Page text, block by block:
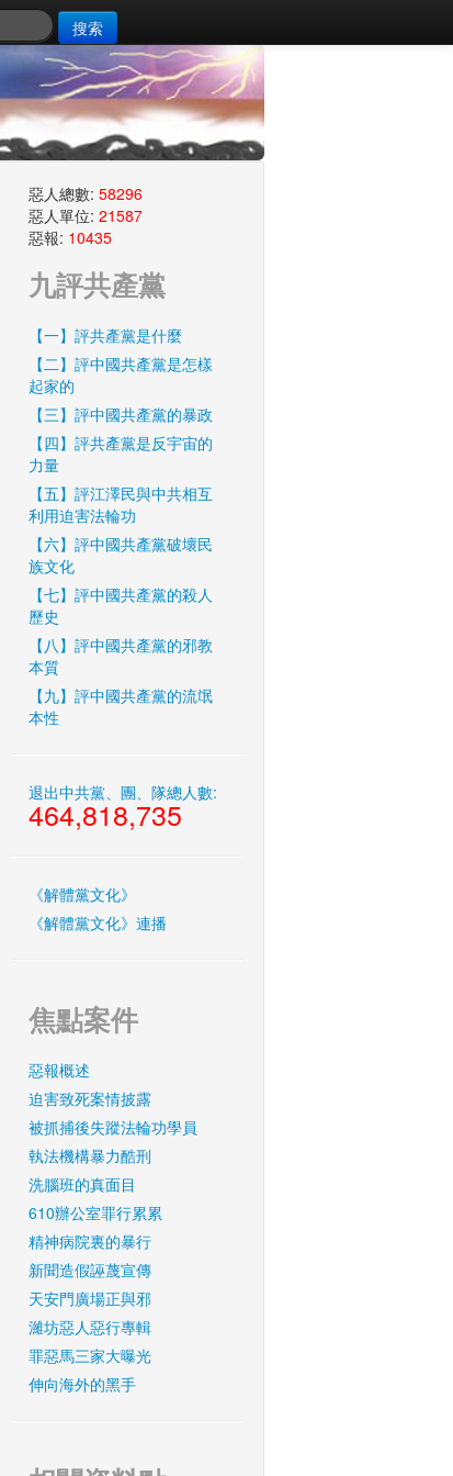
搜索
惡人總數: 58296
惡人單位: 21587
惡報: 10435
九評共產黨
【一】評共產黨是什麼
【二】評中國共產黨是怎樣
起家的
【三】評中國共產黨的暴政
【四】評共產黨是反宇宙的
力量
【五】評江澤民與中共相互
利用迫害法輪功
【六】評中國共產黨破壞民
族文化
【七】評中國共產黨的殺人
歷史
【八】評中國共產黨的邪教
本質
【九】評中國共產黨的流氓
本性
退出中共黨、團、隊總人數:
464,818,735
《解體黨文化》
《解體黨文化》連播
焦點案件
惡報概述
迫害致死案情披露
被抓捕後失蹤法輪功學員
執法機構暴力酷刑
洗腦班的真面目
610辦公室罪行累累
精神病院裏的暴行
新聞造假誣蔑宣傳
天安門廣場正與邪
濰坊惡人惡行專輯
罪惡馬三家大曝光
伸向海外的黑手